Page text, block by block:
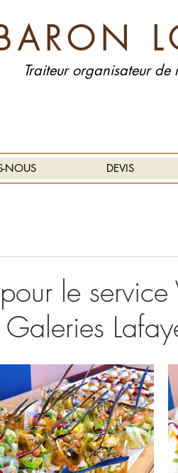
Traiteur organisateur de
NOUS DEVIS
le service